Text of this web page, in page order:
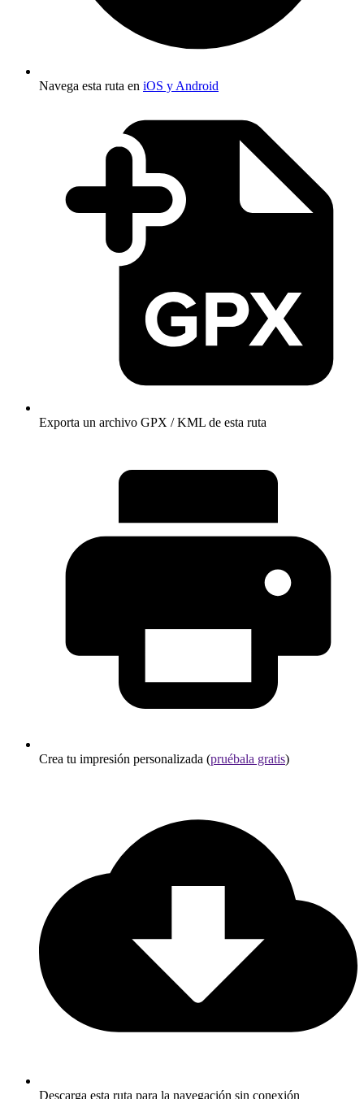
Navega esta ruta en iOS y Android
Exporta un archivo GPX / KML de esta ruta
Crea tu impresión personalizada (pruébala gratis)
Descarga esta ruta para la navegación sin conexión